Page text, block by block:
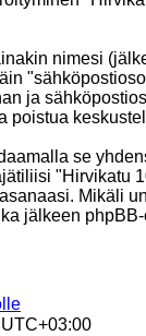
nimesi
ja
poistua
se
"Hirvikatu
Mikäli
jälkeen
UTC+03:00